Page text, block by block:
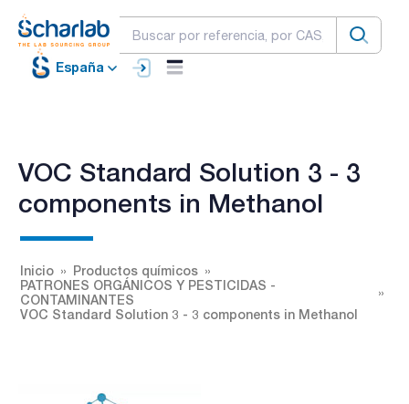
España
VOC Standard Solution 3 - 3
components in Methanol
Inicio
Productos químicos
PATRONES ORGÁNICOS Y PESTICIDAS -
CONTAMINANTES
VOC Standard Solution 3 - 3 components in Methanol